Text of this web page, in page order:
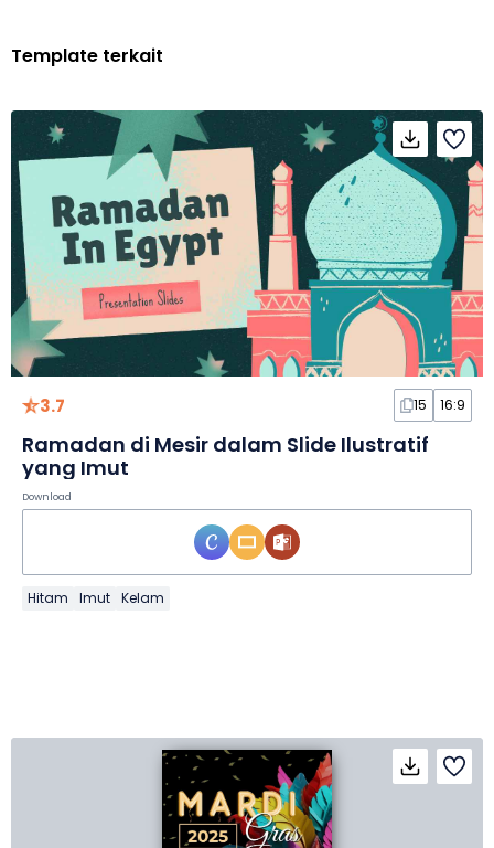
Template terkait
3.7 15 16:9
Ramadan di Mesir dalam Slide Ilustratif
yang Imut
Download
Hitam Imut Kelam